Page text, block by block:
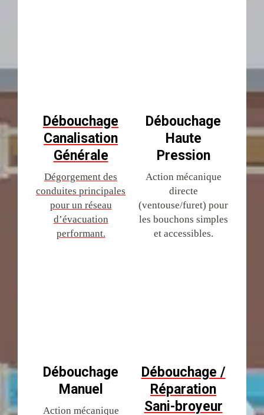
Débouchage
Canalisation
Générale
Dégorgement des
conduites principales
pour un réseau
d’évacuation
performant.
Débouchage
Manuel
Action mécanique
Débouchage
Haute
Pression
Action mécanique
directe
(ventouse/furet) pour
les bouchons simples
et accessibles.
Débouchage /
Réparation
Sani-broyeur